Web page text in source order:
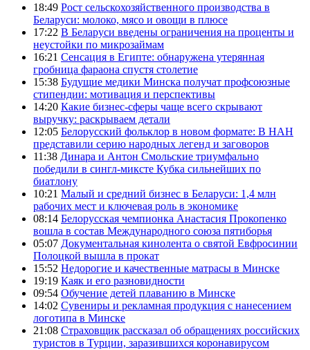
18:49 Рост сельскохозяйственного производства в
Беларуси: молоко, мясо и овощи в плюсе
17:22 В Беларуси введены ограничения на проценты и
неустойки по микрозаймам
16:21 Сенсация в Египте: обнаружена утерянная
гробница фараона спустя столетие
15:38 Будущие медики Минска получат профсоюзные
стипендии: мотивация и перспективы
14:20 Какие бизнес-сферы чаще всего скрывают
выручку: раскрываем детали
12:05 Белорусский фольклор в новом формате: В НАН
представили серию народных легенд и заговоров
11:38 Динара и Антон Смольские триумфально
победили в сингл-миксте Кубка сильнейших по
биатлону
10:21 Малый и средний бизнес в Беларуси: 1,4 млн
рабочих мест и ключевая роль в экономике
08:14 Белорусская чемпионка Анастасия Прокопенко
вошла в состав Международного союза пятиборья
05:07 Документальная кинолента о святой Евфросинии
Полоцкой вышла в прокат
15:52 Недорогие и качественные матрасы в Минске
19:19 Каяк и его разновидности
09:54 Обучение детей плаванию в Минске
14:02 Сувениры и рекламная продукция с нанесением
логотипа в Минске
21:08 Страховщик рассказал об обращениях российских
туристов в Турции, заразившихся коронавирусом